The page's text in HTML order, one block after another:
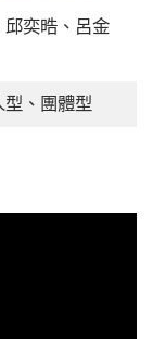
邱奕晧、呂金
、團體型